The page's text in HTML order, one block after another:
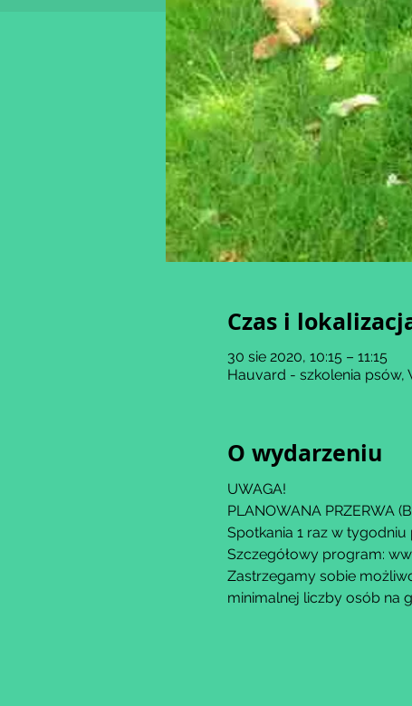
Czas i
30 sie 2020, 10:15 – 11:15
Hauvard - szkolenia psów,
O wydarzeniu
UWAGA!
PLANOWANA PRZERWA
Spotkania 1 raz w
Szczegółowy program:
Zastrzegamy sobie
minimalnej liczby osób na